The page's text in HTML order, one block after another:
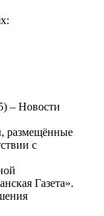
– Новости
размещённые
с
Газета».